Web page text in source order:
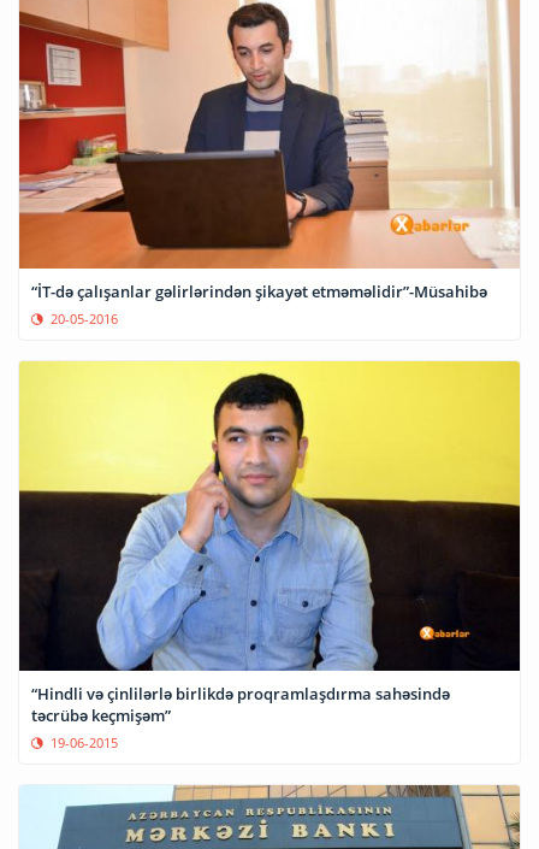
“İT-də çalışanlar gəlirlərindən şikayət etməməlidir”-Müsahibə
20-05-2016
“Hindli və çinlilərlə birlikdə proqramlaşdırma sahəsində
təcrübə keçmişəm”
19-06-2015